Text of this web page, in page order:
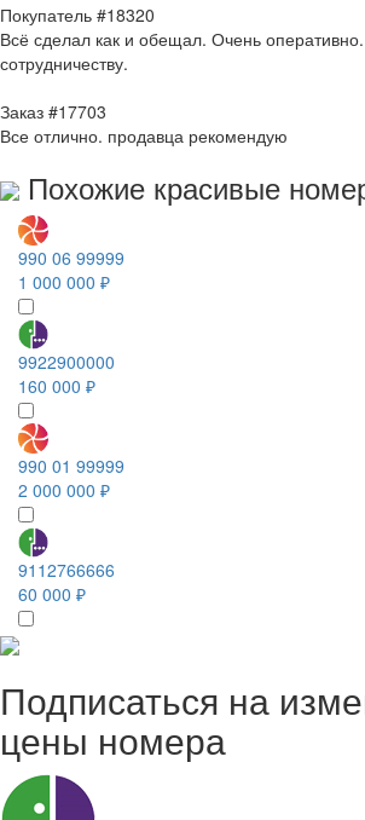
Покупатель #18320
Всё сделал как и обещал. Очень
сотрудничеству.
Заказ #17703
Все отлично. продавца рекомендую
Похожие красивые
990 06 99999
1 000 000 ₽
9922900000
160 000 ₽
990 01 99999
2 000 000 ₽
9112766666
60 000 ₽
Подписаться на
цены номера